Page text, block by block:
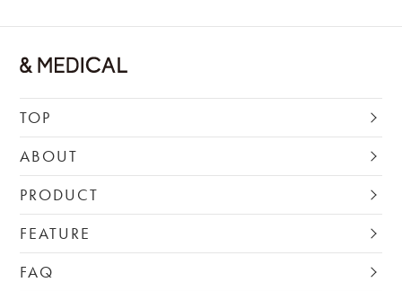
TOP
ABOUT
PRODUCT
FEATURE
FAQ